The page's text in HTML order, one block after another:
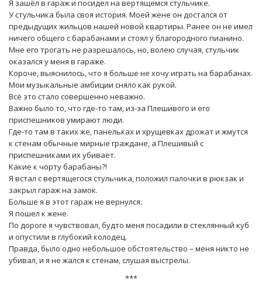
Я зашёл в гараж и посидел на вертящемся стульчике.
У стульчика была своя история. Моей жене он достался от
предыдущих жильцов нашей новой квартиры. Ранее он не имел
ничего общего с барабанами и стоял у благородного пианино.
Мне его трогать не разрешалось, но, волею случая, стульчик
оказался у меня в гараже.
Короче, выяснилось, что я больше не хочу играть на барабанах.
Мои музыкальные амбиции сняло как рукой.
Всё это стало совершенно неважно.
Важно было то, что где-то там, из-за Плешивого и его
приспешников умирают люди.
Где-то там в таких же, панельках и хрущевках дрожат и жмутся
к стенам обычные мирные граждане, а Плешивый с
приспешниками их убивает.
Какие к чорту барабаны?!
Я встал с вертящегося стульчика, положил палочки в рюкзак и
закрыл гараж на замок.
Больше я в этот гараж не вернулся.
Я пошел к жене.
По дороге я чувствовал, будто меня посадили в стеклянный куб
и опустили в глубокий колодец.
Правда, было одно небольшое обстоятельство – меня никто не
убивал, и я не жался к стенам, слушая выстрелы.
***